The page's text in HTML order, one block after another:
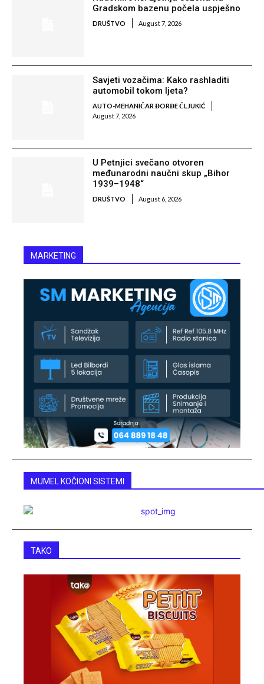
Gradskom bazenu počela uspješno
DRUŠTVO August 7, 2026
Savjeti vozačima: Kako rashladiti
automobil tokom ljeta?
AUTO-MEHANIČAR ĐORĐE ČLJUKIĆ
August 7, 2026
U Petnjici svečano otvoren
međunarodni naučni skup „Bihor
1939–1948“
DRUŠTVO August 6, 2026
MARKETING
MUMEL KOČIONI SISTEMI
TAKO